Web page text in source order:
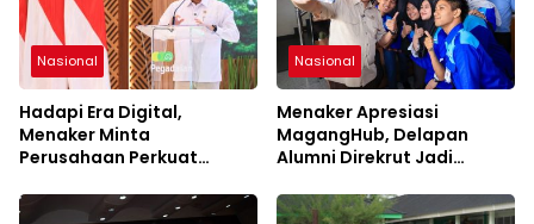
Nasional
Hadapi Era Digital,
Menaker Minta
Perusahaan Perkuat
Nasional
Menaker Apresiasi
MagangHub, Delapan
Alumni Direkrut Jadi